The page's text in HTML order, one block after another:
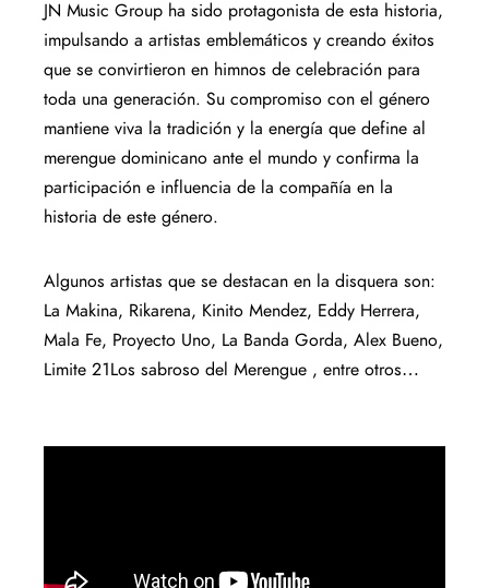
JN Music Group ha sido protagonista de esta historia,
impulsando a artistas emblemáticos y creando éxitos
que se convirtieron en himnos de celebración para
toda una generación. Su compromiso con el género
mantiene viva la tradición y la energía que define al
merengue dominicano ante el mundo y confirma la
participación e influencia de la compañía en la
historia de este género.
Algunos artistas que se destacan en la disquera son:
La Makina, Rikarena, Kinito Mendez, Eddy Herrera,
Mala Fe, Proyecto Uno, La Banda Gorda, Alex Bueno,
Limite 21Los sabroso del Merengue , entre otros…